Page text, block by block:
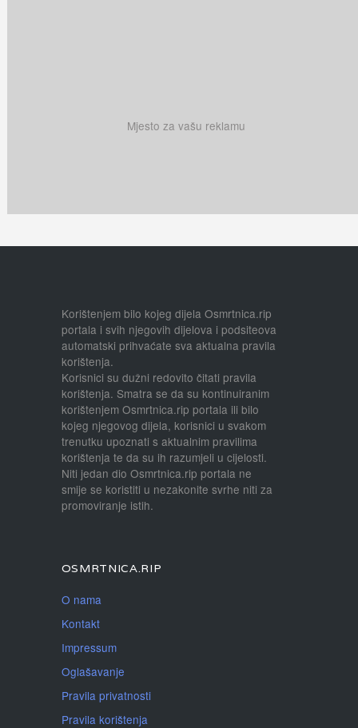
Mjesto za vašu reklamu
Korištenjem bilo kojeg dijela Osmrtnica.rip
portala i svih njegovih dijelova i podsiteova
automatski prihvaćate sva aktualna pravila
korištenja.
Korisnici su dužni redovito čitati pravila
korištenja. Smatra se da su kontinuiranim
korištenjem Osmrtnica.rip portala ili bilo
kojeg njegovog dijela, korisnici u svakom
trenutku upoznati s aktualnim pravilima
korištenja te da su ih razumjeli u cijelosti.
Niti jedan dio Osmrtnica.rip portala ne
smije se koristiti u nezakonite svrhe niti za
promoviranje istih.
OSMRTNICA.RIP
O nama
Kontakt
Impressum
Oglašavanje
Pravila privatnosti
Pravila korištenja